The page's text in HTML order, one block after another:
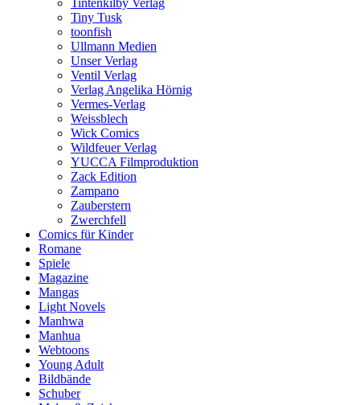
Tintenkilby Verlag
Tiny Tusk
toonfish
Ullmann Medien
Unser Verlag
Ventil Verlag
Verlag Angelika Hörnig
Vermes-Verlag
Weissblech
Wick Comics
Wildfeuer Verlag
YUCCA Filmproduktion
Zack Edition
Zampano
Zauberstern
Zwerchfell
Comics für Kinder
Romane
Spiele
Magazine
Mangas
Light Novels
Manhwa
Manhua
Webtoons
Young Adult
Bildbände
Schuber